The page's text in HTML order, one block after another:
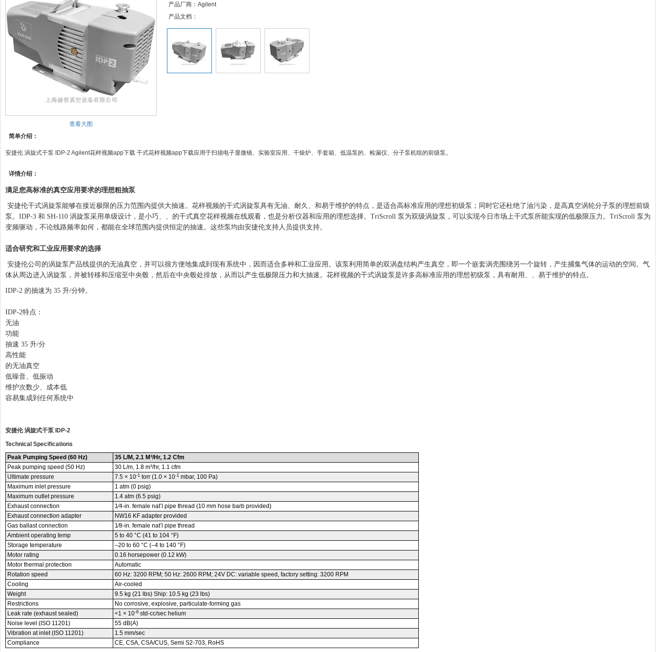
查看大图
产品厂商：Agilent
产品文档：
简单介绍：
安捷伦 涡旋式干泵 IDP-2 Agilent花样视频app下载 干式花样视频app下载应用于扫描电子显微镜、实验室应用、干燥炉、手套箱、低温泵的、检漏仪、分子泵机组的前级泵。
详情介绍：
满足您高标准的真空应用要求的理想粗抽泵
安捷伦干式涡旋泵能够在接近极限的压力范围内提供大抽速。花样视频的干式涡旋泵具有无油、耐久、和易于维护的特点，是适合高标准应用的理想初级泵；同时它还杜绝了油污染，是高真空涡轮分子泵的理想前级
泵。IDP-3 和 SH-110 涡旋泵采用单级设计，是小巧、、的干式真空花样视频在线观看，也是分析仪器和应用的理想选择。TriScroll 泵为双级涡旋泵，可以实现今日市场上干式泵所能实现的低极限压力。TriScroll 泵为
变频驱动，不论线路频率如何，都能在全球范围内提供恒定的抽速。这些泵均由安捷伦支持人员提供支持。
适合研究和工业应用要求的选择
安捷伦公司的涡旋泵产品线提供的无油真空，并可以很方便地集成到现有系统中，因而适合多种和工业应用。该泵利用简单的双涡盘结构产生真空，即一个嵌套涡壳围绕另一个旋转，产生捕集气体的运动的空间。气
体从周边进入涡旋泵，并被转移和压缩至中央毂，然后在中央毂处排放，从而以产生低极限压力和大抽速。花样视频的干式涡旋泵是许多高标准应用的理想初级泵，具有耐用、、易于维护的特点。
IDP-2 的抽速为 35 升/分钟。
IDP-2特点：
无油
功能
抽速 35 升/分
高性能
的无油真空
低噪音、低振动
维护次数少、成本低
容易集成到任何系统中
安捷伦 涡旋式干泵 IDP-2
Technical Specifications
Peak Pumping Speed (60 Hz)
35 L/M, 2.1 M³/Hr, 1.2 Cfm
Peak pumping speed (50 Hz)
30 L/m, 1.8 m³/hr, 1.1 cfm
Ultimate pressure
7.5 × 10-1 torr (1.0 × 10-1 mbar, 100 Pa)
Maximum inlet pressure
1 atm (0 psig)
Maximum outlet pressure
1.4 atm (6.5 psig)
Exhaust connection
1⁄4-in. female nat’l pipe thread (10 mm hose barb provided)
Exhaust connection adapter
NW16 KF adapter provided
Gas ballast connection
1⁄8-in. female nat’l pipe thread
Ambient operating temp
5 to 40 °C (41 to 104 °F)
Storage temperature
–20 to 60 °C (–4 to 140 °F)
Motor rating
0.16 horsepower (0.12 kW)
Motor thermal protection
Automatic
Rotation speed
60 Hz: 3200 RPM; 50 Hz: 2600 RPM; 24V DC: variable speed, factory setting: 3200 RPM
Cooling
Air-cooled
Weight
9.5 kg (21 lbs) Ship: 10.5 kg (23 lbs)
Restrictions
No corrosive, explosive, particulate-forming gas
Leak rate (exhaust sealed)
<1 × 10-6 std-cc/sec helium
Noise level (ISO 11201)
55 dB(A)
Vibration at inlet (ISO 11201)
1.5 mm/sec
Compliance
CE, CSA, CSA/CUS, Semi S2-703, RoHS